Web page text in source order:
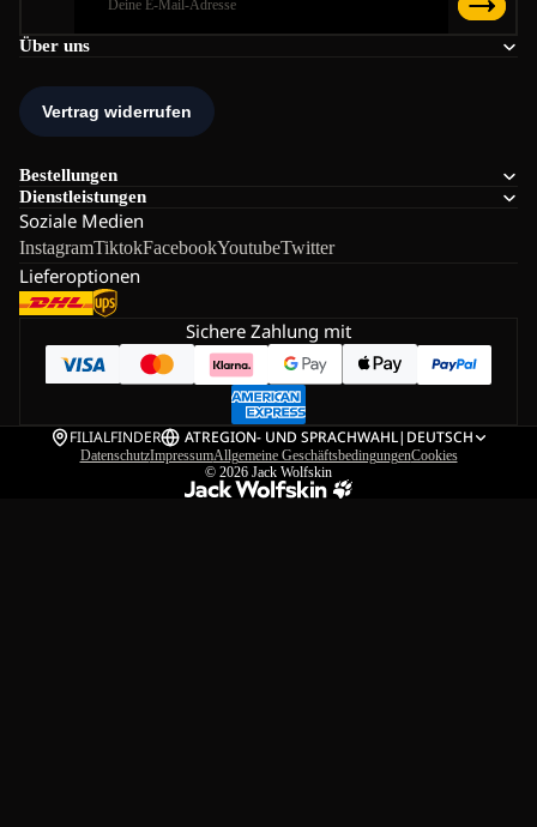
Über uns
Bestellungen
Dienstleistungen
Soziale Medien
InstagramTiktokFacebookYoutubeTwitter
Lieferoptionen
Sichere Zahlung mit
FILIALFINDER ATREGION- UND SPRACHWAHL| DEUTSCH
DatenschutzImpressumAllgemeine GeschäftsbedingungenCookies
© 2026 Jack Wolfskin